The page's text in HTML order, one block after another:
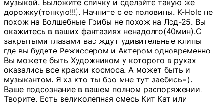
музыкой. Выложите спичку и сделайте такую же
дорожку(тонкую!!!). Начните с ее половины. K-Hole не
похож на Волшебные Грибы не похож на Лсд-25. Вы
окажитесь в ваших фантазиях ненадолго(40мин).С
закрытыми глазами вас ждут удивительные клипы
где вы будете Режиссером и Актером одновременно.
Вы можете быть Художником у которого в руках
оказались все краски космоса. А может быть и
музыкантом. Я хз кто ты бро мне тут заебись=).
Ваше подсознание в вашем полном распоряжении.
Творите. Есть великолепная смесь Кит Кат или